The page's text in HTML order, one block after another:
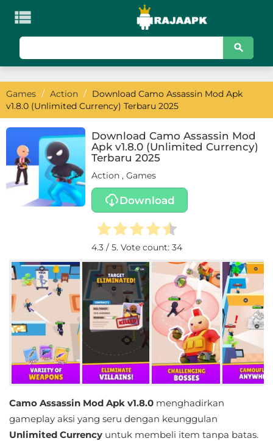

Games
Action
Arcade
Board
Card
Casual
Educational
First
Person
Horror
Music
Games / Action / Download Camo Assassin Mod Apk
v1.8.0 (Unlimited Currency) Terbaru 2025
Download Camo Assassin Mod
Apk v1.8.0 (Unlimited Currency)
Terbaru 2025
Action , Games
Download
4.3/ 5. Vote count: 34
Camo Assassin Mod Apk v1.8.0 menghadirkan
gameplay aksi yang seru dengan keunggulan
Unlimited Currency untuk membeli item tanpa batas.